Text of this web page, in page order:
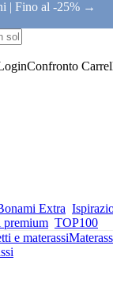
| Fino al -25% →
Confronto
Extra
premium TOP100
e materassi